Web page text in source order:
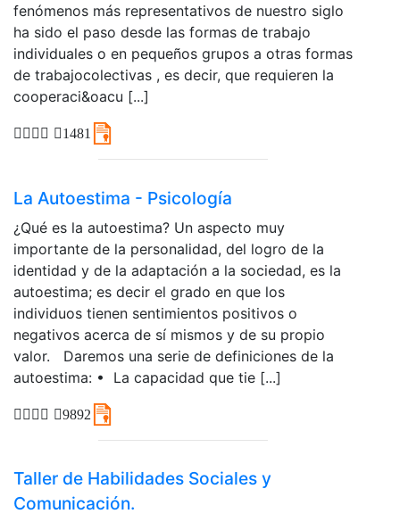
fenómenos más representativos de nuestro siglo
ha sido el paso desde las formas de trabajo
individuales o en pequeños grupos a otras formas
de trabajocolectivas , es decir, que requieren la
cooperaci&oacu [...]
1481
La Autoestima - Psicología
¿Qué es la autoestima? Un aspecto muy
importante de la personalidad, del logro de la
identidad y de la adaptación a la sociedad, es la
autoestima; es decir el grado en que los
individuos tienen sentimientos positivos o
negativos acerca de sí mismos y de su propio
valor. Daremos una serie de definiciones de la
autoestima: • La capacidad que tie [...]
9892
Taller de Habilidades Sociales y
Comunicación.